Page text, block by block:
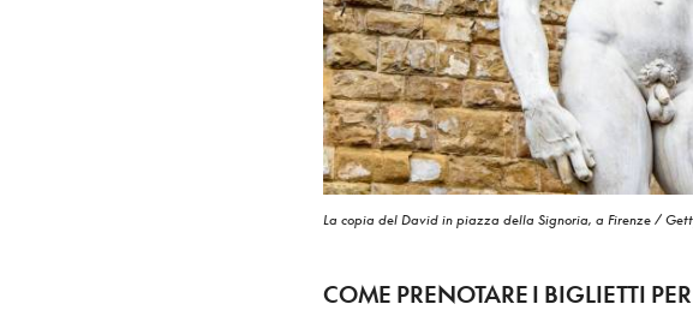
La copia del David in piazza della Signoria, a Firenze /
COME PRENOTARE I BIGLIETTI